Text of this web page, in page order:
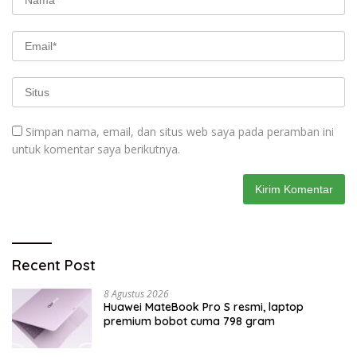
Simpan nama, email, dan situs web saya pada peramban ini
untuk komentar saya berikutnya.
Recent Post
8 Agustus 2026
Huawei MateBook Pro S resmi, laptop
premium bobot cuma 798 gram